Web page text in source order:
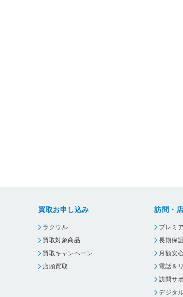
買取お申し込み
ラクウル
買取対象商品
買取キャンペーン
店頭買取
訪問・
プレミ
長期保
月額安
電話＆
訪問サ
デジタ